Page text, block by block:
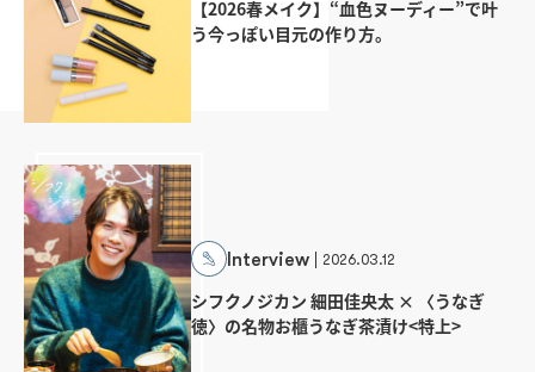
【2026春メイク】“血色ヌーディー”で叶
う今っぽい目元の作り方。
Interview 2026.03.12
シフクノジカン 細田佳央太 × 〈うなぎ
徳〉の名物お櫃うなぎ茶漬け<特上>